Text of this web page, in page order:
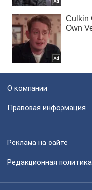
О компании
Правовая информация
Реклама на сайте
Редакционная политика